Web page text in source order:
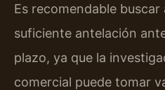
Es recomendable buscar
suficiente antelación
plazo, ya que la
comercial puede tomar